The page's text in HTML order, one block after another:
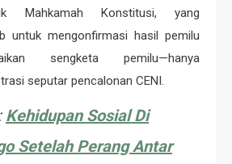
Mahkamah Konstitusi, yang
untuk mengonfirmasi hasil pemilu
sengketa pemilu—hanya
seputar pencalonan CENI.
Kehidupan Sosial Di
Setelah Perang Antar